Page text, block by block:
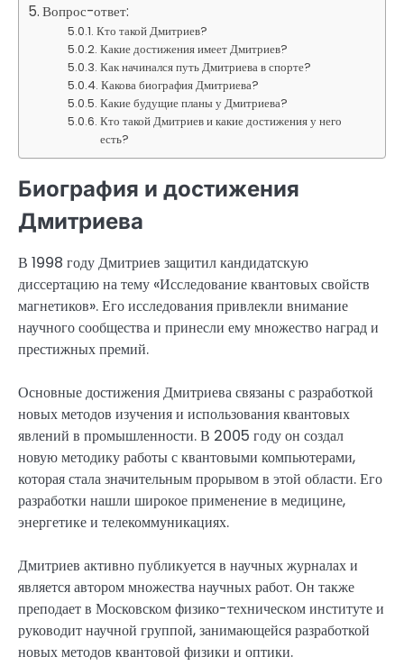
Вопрос-ответ:
Кто такой Дмитриев?
Какие достижения имеет Дмитриев?
Как начинался путь Дмитриева в спорте?
Какова биография Дмитриева?
Какие будущие планы у Дмитриева?
Кто такой Дмитриев и какие достижения у него
есть?
Биография и достижения
Дмитриева
В 1998 году Дмитриев защитил кандидатскую
диссертацию на тему «Исследование квантовых свойств
магнетиков». Его исследования привлекли внимание
научного сообщества и принесли ему множество наград и
престижных премий.
Основные достижения Дмитриева связаны с разработкой
новых методов изучения и использования квантовых
явлений в промышленности. В 2005 году он создал
новую методику работы с квантовыми компьютерами,
которая стала значительным прорывом в этой области. Его
разработки нашли широкое применение в медицине,
энергетике и телекоммуникациях.
Дмитриев активно публикуется в научных журналах и
является автором множества научных работ. Он также
преподает в Московском физико-техническом институте и
руководит научной группой, занимающейся разработкой
новых методов квантовой физики и оптики.